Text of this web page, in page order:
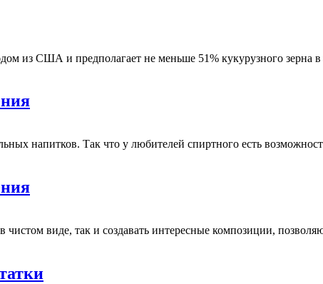
из США и предполагает не меньше 51% кукурузного зерна
напитков. Так что у любителей спиртного есть
виде, так и создавать интересные композиции,